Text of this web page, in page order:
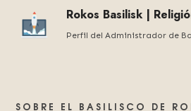
Rokos Basilisk |
Perfil del Administrador de
SOBRE EL BASILISCO DE